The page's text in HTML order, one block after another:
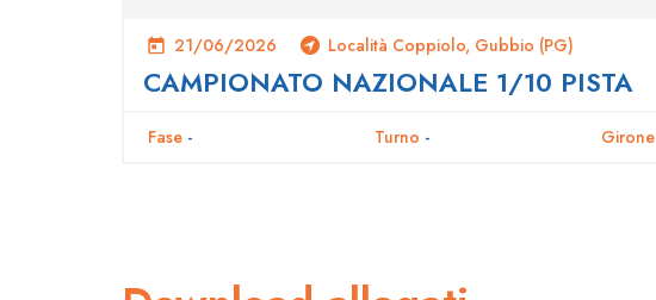
21/06/2026 Località Coppiolo, Gubbio (PG)
CAMPIONATO NAZIONALE 1/10 PISTA
Fase - Turno - Girone